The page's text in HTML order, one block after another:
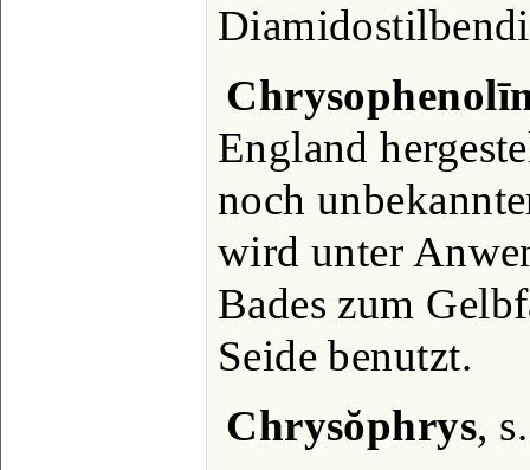
England
noch
wird unter
Bades zum
Seide benutzt.
Chrysŏphrys,